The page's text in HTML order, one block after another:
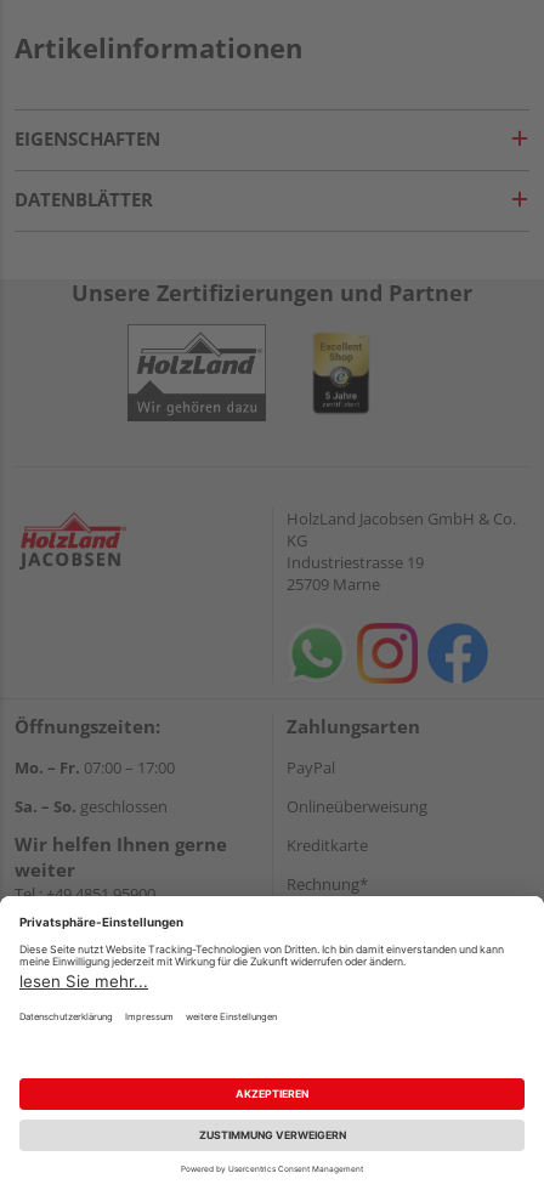
Artikelinformationen
EIGENSCHAFTEN
DATENBLÄTTER
Unsere Zertifizierungen und Partner
HolzLand Jacobsen GmbH & Co.
KG
Industriestrasse 19
25709 Marne
Öffnungszeiten:
Mo. – Fr. 07:00 – 17:00
Sa. – So. geschlossen
Wir helfen Ihnen gerne
weiter
Tel.:+49 4851 95900
E-Mail:info@holzland-
WhatsApp
Zahlungsarten
PayPal
Onlineüberweisung
Kreditkarte
Rechnung*
Versand
Impressum AGB Widerruf
Datenschutz
Reservierungsbedingungen
Vertrag widerrufen